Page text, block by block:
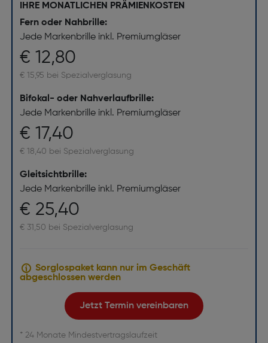
IHRE MONATLICHEN PRÄMIENKOSTEN
Fern oder Nahbrille:
Jede Markenbrille inkl. Premiumgläser
€ 12,80
€ 15,95 bei Spezialverglasung
Bifokal- oder Nahverlaufbrille:
Jede Markenbrille inkl. Premiumgläser
€ 17,40
€ 18,40 bei Spezialverglasung
Gleitsichtbrille:
Jede Markenbrille inkl. Premiumgläser
€ 25,40
€ 31,50 bei Spezialverglasung
Sorglospaket kann nur im Geschäft
abgeschlossen werden
Jetzt Termin vereinbaren
* 24 Monate Mindestvertragslaufzeit